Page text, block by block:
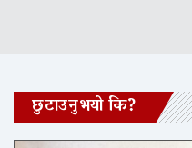
छुटाउनुभयो कि?